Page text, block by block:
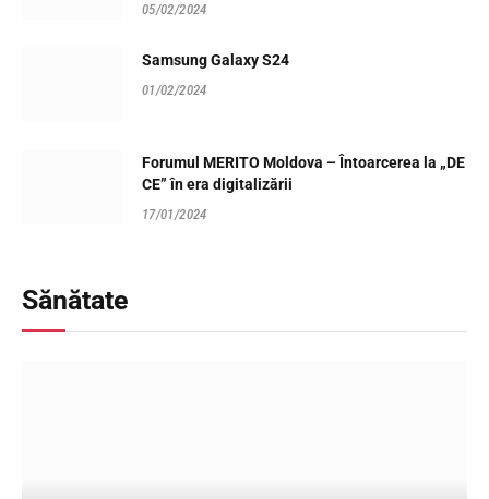
05/02/2024
Samsung Galaxy S24
01/02/2024
Forumul MERITO Moldova – Întoarcerea la „DE
CE” în era digitalizării
17/01/2024
Sănătate